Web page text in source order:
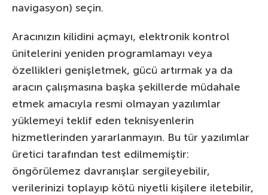
navigasyon) seçin.
Aracınızın kilidini açmayı, elektronik kontrol
ünitelerini yeniden programlamayı veya
özellikleri genişletmek, gücü artırmak ya da
aracın çalışmasına başka şekillerde müdahale
etmek amacıyla resmi olmayan yazılımlar
yüklemeyi teklif eden teknisyenlerin
hizmetlerinden yararlanmayın. Bu tür yazılımlar
üretici tarafından test edilmemiştir:
öngörülemez davranışlar sergileyebilir,
verilerinizi toplayıp kötü niyetli kişilere iletebilir,